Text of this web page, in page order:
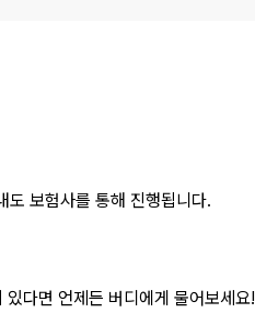
도 보험사를 통해 진행됩니다.
다면 언제든 버디에게 물어보세요!